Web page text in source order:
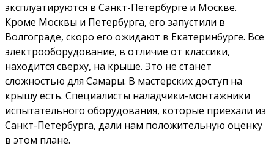
эксплуатируются в Санкт-Петербурге и Москве.
Кроме Москвы и Петербурга, его запустили в
Волгограде, скоро его ожидают в Екатеринбурге. Все
электрооборудование, в отличие от классики,
находится сверху, на крыше. Это не станет
сложностью для Самары. В мастерских доступ на
крышу есть. Специалисты наладчики-монтажники
испытательного оборудования, которые приехали из
Санкт-Петербурга, дали нам положительную оценку
в этом плане.